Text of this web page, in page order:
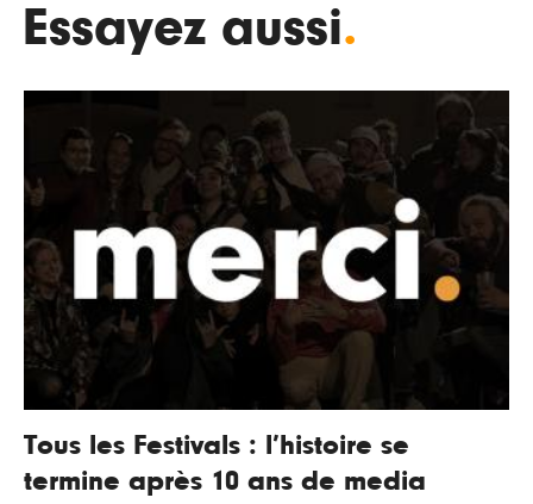
Essayez aussi.
Tous les Festivals : l’histoire se
termine après 10 ans de media